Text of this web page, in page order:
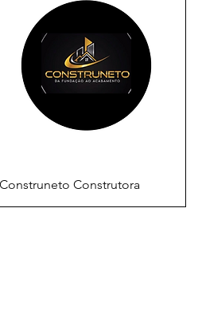
Construneto Construtora